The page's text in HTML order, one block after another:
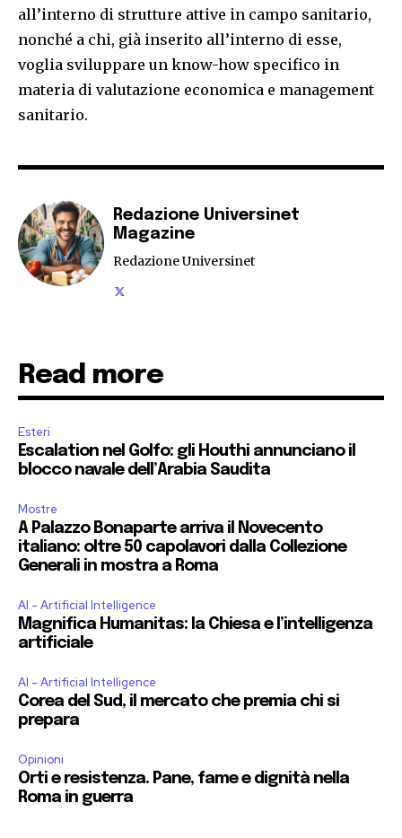
all’interno di strutture attive in campo sanitario,
nonché a chi, già inserito all’interno di esse,
voglia sviluppare un know-how specifico in
materia di valutazione economica e management
sanitario.
Redazione Universinet
Magazine
Redazione Universinet
Read more
Esteri
Escalation nel Golfo: gli Houthi annunciano il
blocco navale dell’Arabia Saudita
Mostre
A Palazzo Bonaparte arriva il Novecento
italiano: oltre 50 capolavori dalla Collezione
Generali in mostra a Roma
AI - Artificial Intelligence
Magnifica Humanitas: la Chiesa e l’intelligenza
artificiale
AI - Artificial Intelligence
Corea del Sud, il mercato che premia chi si
prepara
Opinioni
Orti e resistenza. Pane, fame e dignità nella
Roma in guerra